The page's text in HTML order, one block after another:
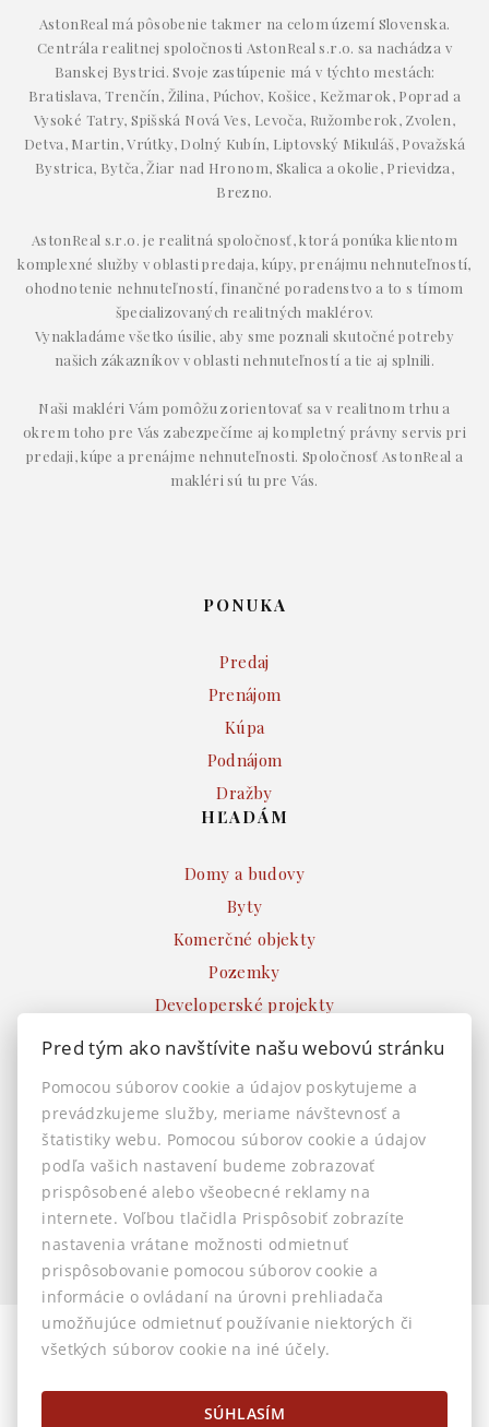
AstonReal má pôsobenie takmer na celom území Slovenska.
Centrála realitnej spoločnosti AstonReal s.r.o. sa nachádza v
Banskej Bystrici. Svoje zastúpenie má v týchto mestách:
Bratislava, Trenčín, Žilina, Púchov, Košice, Kežmarok, Poprad a
Vysoké Tatry, Spišská Nová Ves, Levoča, Ružomberok, Zvolen,
Detva, Martin, Vrútky, Dolný Kubín, Liptovský Mikuláš, Považská
Bystrica, Bytča, Žiar nad Hronom, Skalica a okolie, Prievidza,
Brezno.
AstonReal s.r.o. je realitná spoločnosť, ktorá ponúka klientom
komplexné služby v oblasti predaja, kúpy, prenájmu nehnuteľností,
ohodnotenie nehnuteľností, finančné poradenstvo a to s tímom
špecializovaných realitných maklérov.
Vynakladáme všetko úsilie, aby sme poznali skutočné potreby
našich zákazníkov v oblasti nehnuteľností a tie aj splnili.
Naši makléri Vám pomôžu zorientovať sa v realitnom trhu a
okrem toho pre Vás zabezpečíme aj kompletný právny servis pri
predaji, kúpe a prenájme nehnuteľnosti. Spoločnosť AstonReal a
makléri sú tu pre Vás.
PONUKA
Predaj
Prenájom
Kúpa
Podnájom
Dražby
HĽADÁM
Domy a budovy
Byty
Komerčné objekty
Pozemky
Developerské projekty
Ostatné
INFO
Makléri
Napíšte nám
Kontakt
Nastavenie cookies
© 2026 -AstonReal s.r.o.
Horná 32, Banská Bystrica 974 01, Tel.: 0905 222 055, E-mail:
info@astonreal.sk
Pred tým ako navštívite našu webovú stránku
Pomocou súborov cookie a údajov poskytujeme a
prevádzkujeme služby, meriame návštevnosť a
štatistiky webu. Pomocou súborov cookie a údajov
podľa vašich nastavení budeme zobrazovať
prispôsobené alebo všeobecné reklamy na
internete. Voľbou tlačidla Prispôsobiť zobrazíte
nastavenia vrátane možnosti odmietnuť
prispôsobovanie pomocou súborov cookie a
informácie o ovládaní na úrovni prehliadača
umožňujúce odmietnuť používanie niektorých či
všetkých súborov cookie na iné účely.
SÚHLASÍM